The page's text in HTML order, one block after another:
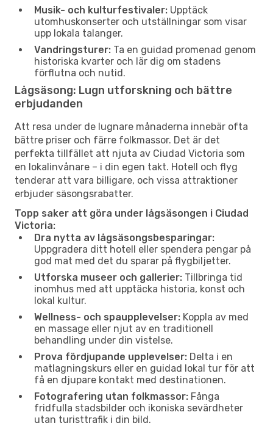
Musik- och kulturfestivaler: Upptäck
utomhuskonserter och utställningar som visar
upp lokala talanger.
Vandringsturer: Ta en guidad promenad genom
historiska kvarter och lär dig om stadens
förflutna och nutid.
Lågsäsong: Lugn utforskning och bättre
erbjudanden
Att resa under de lugnare månaderna innebär ofta
bättre priser och färre folkmassor. Det är det
perfekta tillfället att njuta av Ciudad Victoria som
en lokalinvånare – i din egen takt. Hotell och flyg
tenderar att vara billigare, och vissa attraktioner
erbjuder säsongsrabatter.
Topp saker att göra under lågsäsongen i Ciudad
Victoria:
Dra nytta av lågsäsongsbesparingar:
Uppgradera ditt hotell eller spendera pengar på
god mat med det du sparar på flygbiljetter.
Utforska museer och gallerier: Tillbringa tid
inomhus med att upptäcka historia, konst och
lokal kultur.
Wellness- och spaupplevelser: Koppla av med
en massage eller njut av en traditionell
behandling under din vistelse.
Prova fördjupande upplevelser: Delta i en
matlagningskurs eller en guidad lokal tur för att
få en djupare kontakt med destinationen.
Fotografering utan folkmassor: Fånga
fridfulla stadsbilder och ikoniska sevärdheter
utan turisttrafik i din bild.